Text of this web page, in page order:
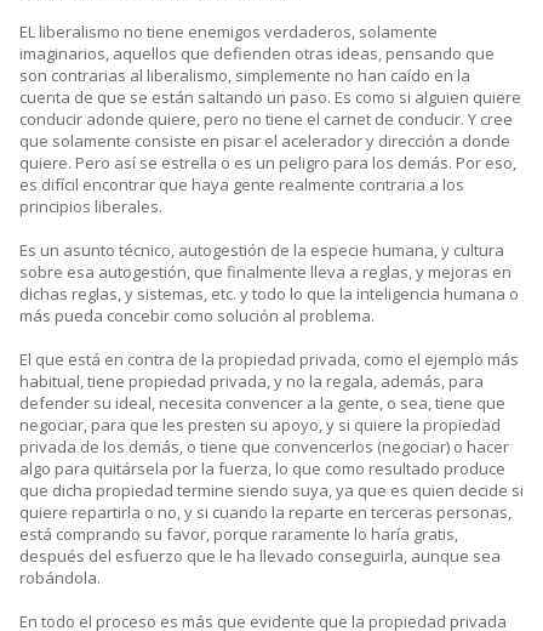
EL liberalismo no tiene enemigos verdaderos, solamente
imaginarios, aquellos que defienden otras ideas, pensando que
son contrarias al liberalismo, simplemente no han caído en la
cuenta de que se están saltando un paso. Es como si alguien quiere
conducir adonde quiere, pero no tiene el carnet de conducir. Y cree
que solamente consiste en pisar el acelerador y dirección a donde
quiere. Pero así se estrella o es un peligro para los demás. Por eso,
es difícil encontrar que haya gente realmente contraria a los
principios liberales.
Es un asunto técnico, autogestión de la especie humana, y cultura
sobre esa autogestión, que finalmente lleva a reglas, y mejoras en
dichas reglas, y sistemas, etc. y todo lo que la inteligencia humana o
más pueda concebir como solución al problema.
El que está en contra de la propiedad privada, como el ejemplo más
habitual, tiene propiedad privada, y no la regala, además, para
defender su ideal, necesita convencer a la gente, o sea, tiene que
negociar, para que les presten su apoyo, y si quiere la propiedad
privada de los demás, o tiene que convencerlos (negociar) o hacer
algo para quitársela por la fuerza, lo que como resultado produce
que dicha propiedad termine siendo suya, ya que es quien decide si
quiere repartirla o no, y si cuando la reparte en terceras personas,
está comprando su favor, porque raramente lo haría gratis,
después del esfuerzo que le ha llevado conseguirla, aunque sea
robándola.
En todo el proceso es más que evidente que la propiedad privada